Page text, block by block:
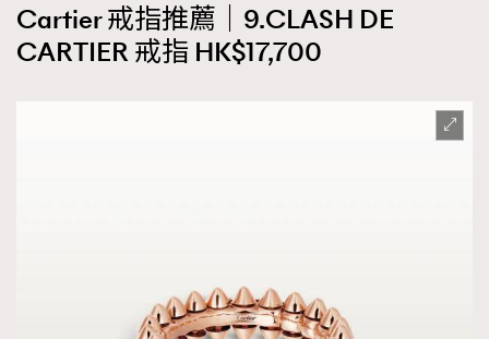
Cartier 戒指推薦｜9.CLASH DE
CARTIER 戒指 HK$17,700